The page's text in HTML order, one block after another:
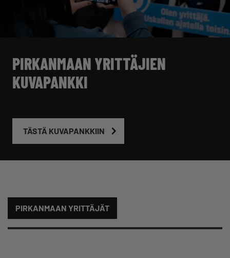
PIRKANMAAN YRITTÄJIEN
KUVAPANKKI
TÄSTÄ KUVAPANKKIIN
PIRKANMAAN YRITTÄJÄT